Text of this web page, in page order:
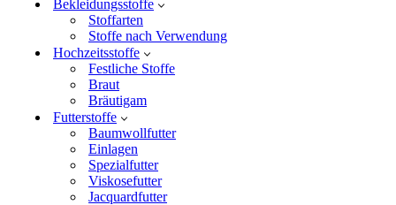
Bekleidungsstoffe
Stoffarten
Stoffe nach Verwendung
Hochzeitsstoffe
Festliche Stoffe
Braut
Bräutigam
Futterstoffe
Baumwollfutter
Einlagen
Spezialfutter
Viskosefutter
Jacquardfutter